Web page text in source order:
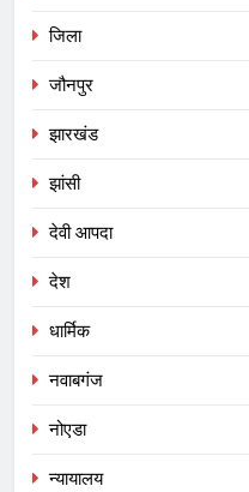
जिला
जौनपुर
झारखंड
झांसी
देवी आपदा
देश
धार्मिक
नवाबगंज
नोएडा
न्यायालय